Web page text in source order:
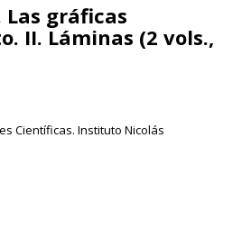
gráficas
II. Láminas (2 vols.,
Científicas. Instituto Nicolás